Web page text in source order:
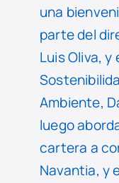
una
parte del
Luis Oliva,
Ambiente,
luego
cartera a
Navantia, y